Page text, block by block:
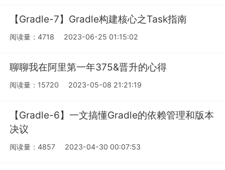
【Gradle-7】Gradle构建核心之Task指南
阅读量：4718 2023-06-25 01:15:02
聊聊我在阿里第一年375&晋升的心得
阅读量：15720 2023-05-08 21:21:19
【Gradle-6】一文搞懂Gradle的依赖管理和版本
决议
阅读量：4857 2023-04-30 00:07:53